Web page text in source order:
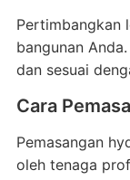
Pertimbangkan
bangunan
dan sesuai
Cara
Pemasangan
oleh tenaga